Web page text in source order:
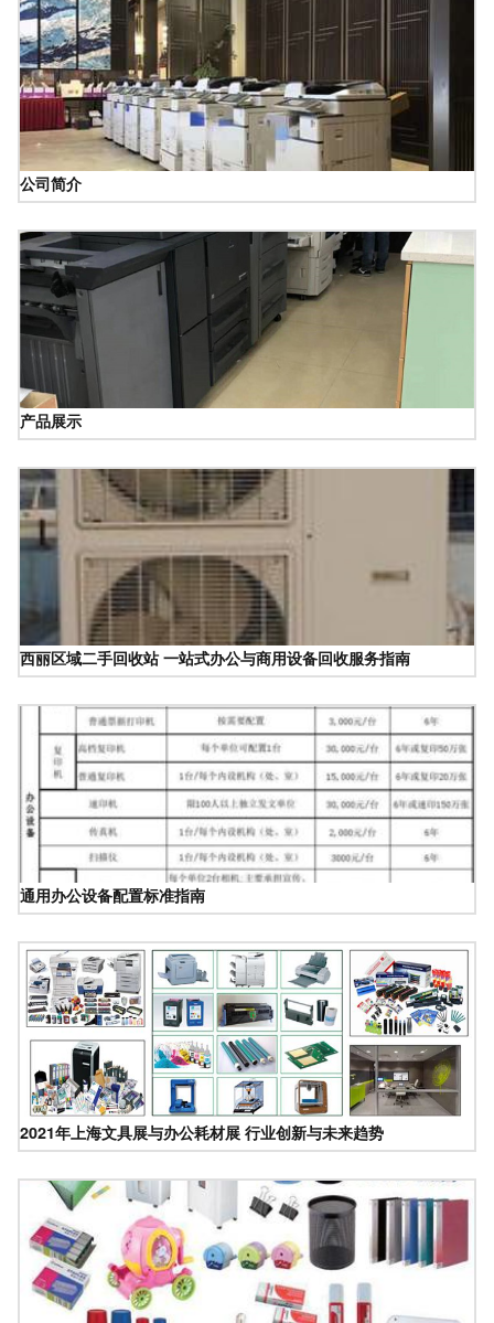
公司简介
产品展示
西丽区域二手回收站 一站式办公与商用设备回收服务指南
通用办公设备配置标准指南
2021年上海文具展与办公耗材展 行业创新与未来趋势